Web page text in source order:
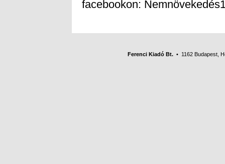
facebookon:
Ferenci Kiadó Bt. • 1162 Budapest,